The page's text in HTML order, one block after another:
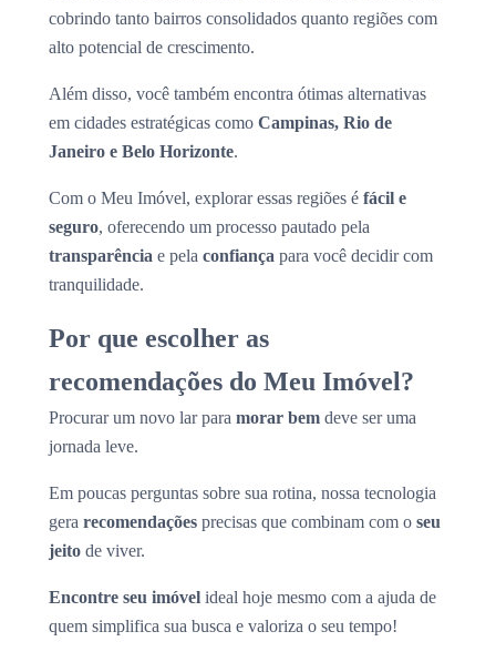
cobrindo tanto bairros consolidados quanto regiões com
alto potencial de crescimento.
Além disso, você também encontra ótimas alternativas
em cidades estratégicas como Campinas, Rio de
Janeiro e Belo Horizonte.
Com o Meu Imóvel, explorar essas regiões é fácil e
seguro, oferecendo um processo pautado pela
transparência e pela confiança para você decidir com
tranquilidade.
Por que escolher as
recomendações do Meu Imóvel?
Procurar um novo lar para morar bem deve ser uma
jornada leve.
Em poucas perguntas sobre sua rotina, nossa tecnologia
gera recomendações precisas que combinam com o seu
jeito de viver.
Encontre seu imóvel ideal hoje mesmo com a ajuda de
quem simplifica sua busca e valoriza o seu tempo!